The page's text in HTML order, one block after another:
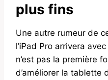
plus fins
Une autre rumeur de
l’iPad Pro arrivera
n’est pas la première
d’améliorer la tablette